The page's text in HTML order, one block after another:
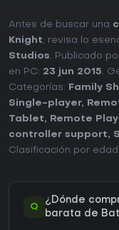
Antes de buscar una
Knight, revisa lo
Studios. Publicado
en PC: 23 jun 2015.
Categorías:
Family
Single-player,
Tablet, Remote
controller support,
Clasificación por
Q
¿Dónde
barata de